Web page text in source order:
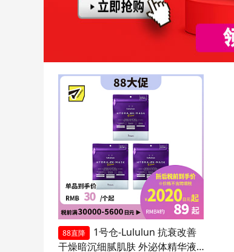
88直降
1号仓-Lululun 抗衰改善
干燥暗沉细腻肌肤 外泌体精华液